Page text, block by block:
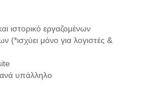
ιστορικό εργαζομένων
(*ισχύει μόνο για λογιστές &
ανά υπάλληλο